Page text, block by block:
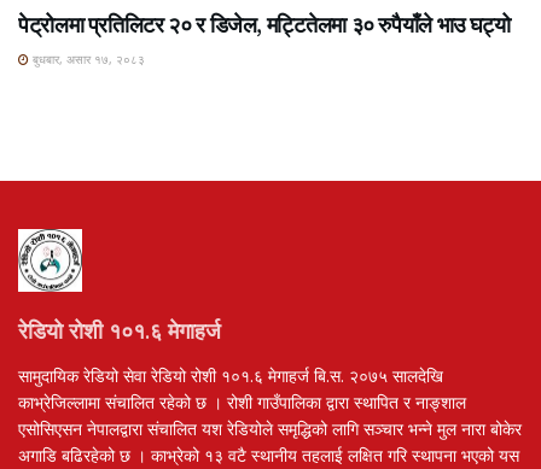
पेट्रोलमा प्रतिलिटर २० र डिजेल, मट्टितेलमा ३० रुपैयाँले भाउ घट्यो
बुधबार, असार १७, २०८३
रेडियो रोशी १०१.६ मेगाहर्ज
सामुदायिक रेडियो सेवा रेडियो रोशी १०१.६ मेगाहर्ज बि.स. २०७५ सालदेखि
काभ्रेजिल्लामा संचालित रहेको छ । रोशी गाउँपालिका द्वारा स्थापित र नाङ्शाल
एसोसिएसन नेपालद्वारा संचालित यश रेडियोले समृद्धिको लागि सञ्चार भन्ने मुल नारा बोकेर
अगाडि बढिरहेको छ । काभ्रेको १३ वटै स्थानीय तहलाई लक्षित गरि स्थापना भएको यस